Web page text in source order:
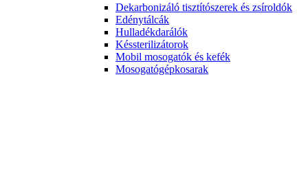
Dekarbonizáló tisztítószerek és zsíroldók
Edénytálcák
Hulladékdarálók
Késsterilizátorok
Mobil mosogatók és kefék
Mosogatógépkosarak